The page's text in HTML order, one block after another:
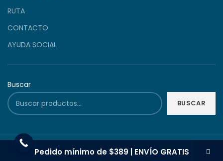
RUTA
CONTACTO
AYUDA SOCIAL
Buscar
BUSCAR
GLACIARFOODS 2024XTODOS LOS DERECHOS RESERVADOS ..
Pedido mínimo de $389 | ENVÍO GRATIS